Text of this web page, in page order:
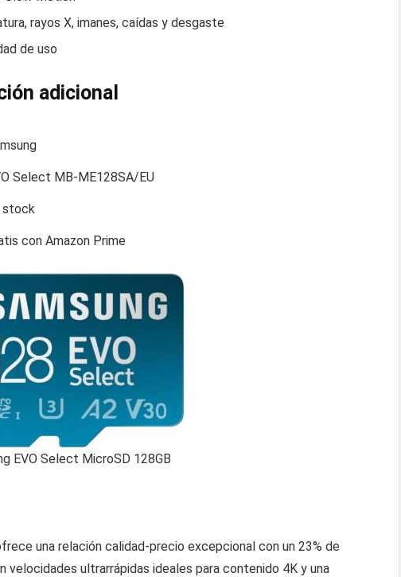
rayos X, imanes, caídas y desgaste
de uso
adicional
Select MB-ME128SA/EU
stock
con Amazon Prime
EVO Select MicroSD 128GB
una relación calidad-precio excepcional con un 23% de
ultrarrápidas ideales para contenido 4K y una